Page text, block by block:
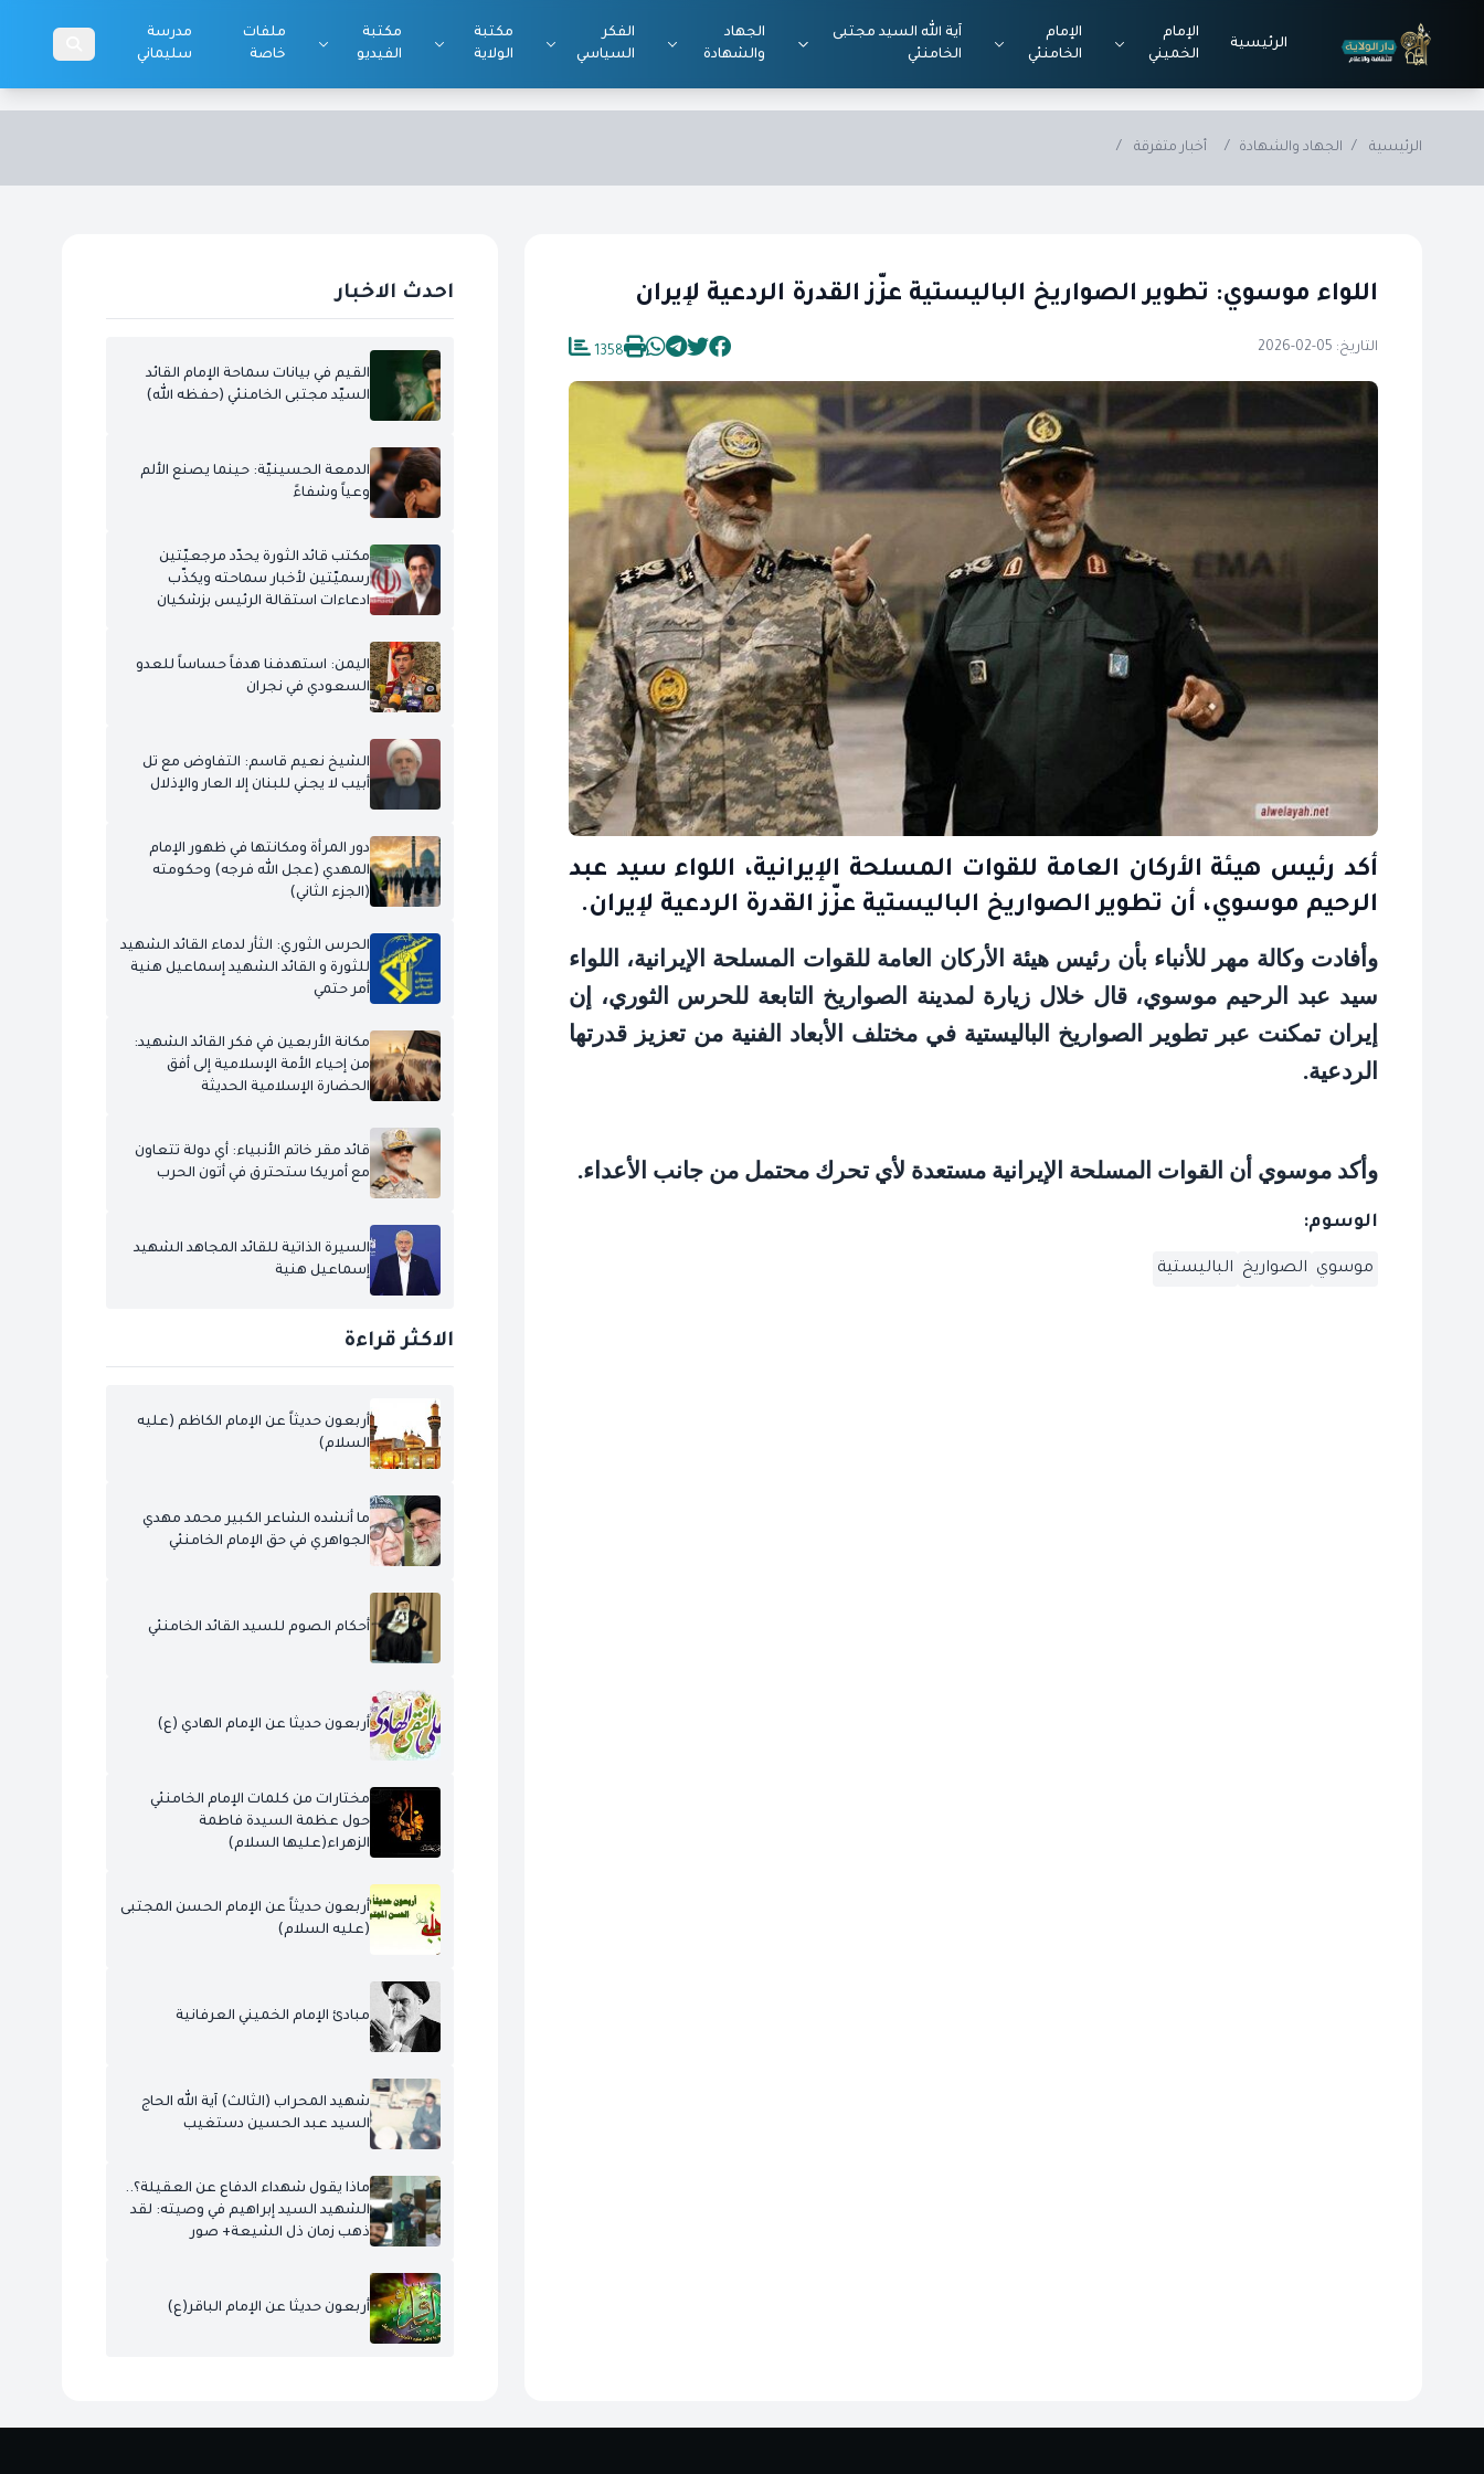
الرئيسية
الإمام
الخميني
الإمام
الخامنئي
آية الله السيد مجتبى
الخامنئي
الجهاد
والشهادة
الفكر
السياسي
مكتبة
الولاية
مكتبة
الفيديو
ملفات
خاصة
مدرسة
سليماني
الرئيسية / الجهاد والشهادة / أخبار متفرقة /
اللواء موسوي: تطوير الصواريخ الباليستية عزّز القدرة الردعية لإيران
التاريخ: 05-02-2026 1358
أكد رئيس هيئة الأركان العامة للقوات المسلحة الإيرانية، اللواء سيد عبد
الرحيم موسوي، أن تطوير الصواريخ الباليستية عزّز القدرة الردعية لإيران.
وأفادت وكالة مهر للأنباء بأن رئيس هيئة الأركان العامة للقوات المسلحة الإيرانية، اللواء
سيد عبد الرحيم موسوي، قال خلال زيارة لمدينة الصواريخ التابعة للحرس الثوري، إن
إيران تمكنت عبر تطوير الصواريخ الباليستية في مختلف الأبعاد الفنية من تعزيز قدرتها
الردعية.
وأكد موسوي أن القوات المسلحة الإيرانية مستعدة لأي تحرك محتمل من جانب الأعداء.
الوسوم:
موسوي الصواريخ الباليستية
احدث الاخبار
القيم في بيانات سماحة الإمام القائد
السيّد مجتبى الخامنئي (حفظه الله)
الدمعة الحسينيّة: حينما يصنع الألم
وعياً وشفاءً
مكتب قائد الثورة يحدّد مرجعيّتين
رسميّتين لأخبار سماحته ويكذّب
ادعاءات استقالة الرئيس بزشكيان
اليمن: استهدفنا هدفاً حساساً للعدو
السعودي في نجران
الشيخ نعيم قاسم: التفاوض مع تل
أبيب لا يجني للبنان إلا العار والإذلال
دور المرأة ومكانتها في ظهور الإمام
المهدي (عجل الله فرجه) وحكومته
(الجزء الثاني)
الحرس الثوري: الثأر لدماء القائد الشهيد
للثورة و القائد الشهيد إسماعيل هنية
أمر حتمي
مكانة الأربعين في فكر القائد الشهيد:
من إحياء الأمة الإسلامية إلى أفق
الحضارة الإسلامية الحديثة
قائد مقر خاتم الأنبياء: أي دولة تتعاون
مع أمريكا ستحترق في أتون الحرب
السيرة الذاتية للقائد المجاهد الشهيد
إسماعيل هنية
الاكثر قراءة
أربعون حديثاً عن الإمام الكاظم (عليه
السلام)
ما أنشده الشاعر الكبير محمد مهدي
الجواهري في حق الإمام الخامنئي
أحكام الصوم للسيد القائد الخامنئي
أربعون حديثا عن الإمام الهادي (ع)
مختارات من كلمات الإمام الخامنئي
حول عظمة السيدة فاطمة
الزهراء(عليها السلام)
أربعون حديثاً عن الإمام الحسن المجتبى
(عليه السلام)
مبادئ الإمام الخميني العرفانية
شهيد المحراب (الثالث) آية الله الحاج
السيد عبد الحسين دستغيب
ماذا يقول شهداء الدفاع عن العقيلة؟..
الشهيد السيد إبراهيم في وصيته: لقد
ذهب زمان ذل الشيعة+ صور
أربعون حديثا عن الإمام الباقر(ع)